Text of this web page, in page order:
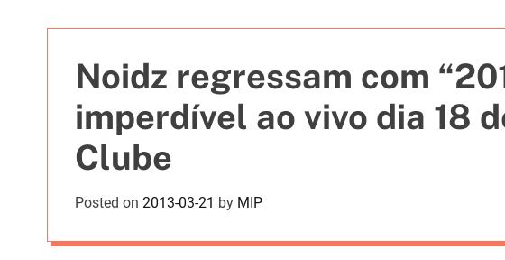
s
Noidz regressam com
imperdível ao vivo dia 18
Clube
Posted on 2013-03-21 by MIP